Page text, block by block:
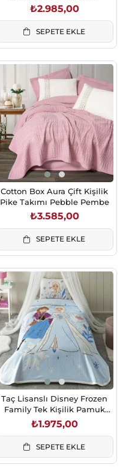
₺2.985,00
SEPETE EKLE
Cotton Box Aura Çift Kişilik
Pike Takımı Pebble Pembe
₺3.585,00
SEPETE EKLE
Taç Lisanslı Disney Frozen
Family Tek Kişilik Pamuk
Pike Takımı
₺1.975,00
SEPETE EKLE